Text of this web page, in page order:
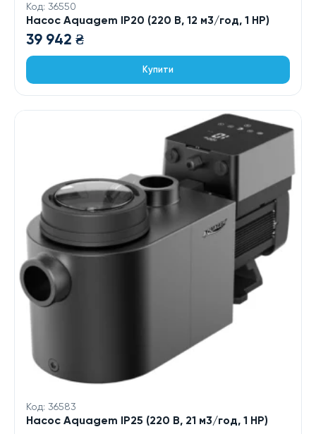
Код: 36550
Насос Aquagem IP20 (220 В, 12 м3/год, 1 HP)
39 942 ₴
Купити
Код: 36583
Насос Aquagem IP25 (220 В, 21 м3/год, 1 HP)